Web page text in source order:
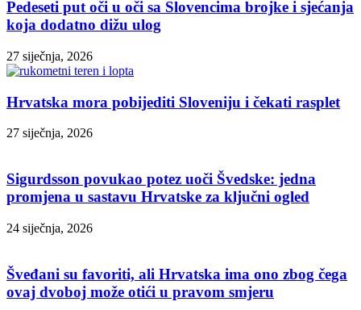
Pedeseti put oči u oči sa Slovencima brojke i sjećanja
koja dodatno dižu ulog
27 siječnja, 2026
Hrvatska mora pobijediti Sloveniju i čekati rasplet
27 siječnja, 2026
Sigurdsson povukao potez uoči Švedske: jedna
promjena u sastavu Hrvatske za ključni ogled
24 siječnja, 2026
Šveđani su favoriti, ali Hrvatska ima ono zbog čega
ovaj dvoboj može otići u pravom smjeru